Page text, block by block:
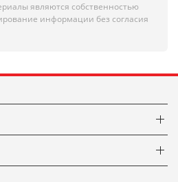
являются собственностью
информации без согласия